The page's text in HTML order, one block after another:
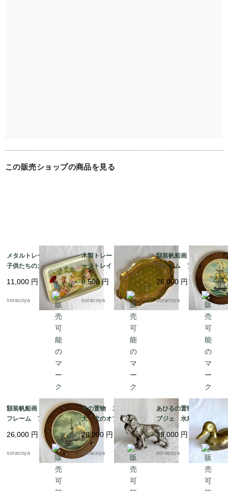
この販売ショップの商品を見る
メタルトレー 大型
子供たちのガーデニン
グ 植え込み お庭ジ
ョーロ花籠 19kwm75
11,000 円
soracoya
木製トレー ヴィンテ
ージトレイ イタリア
ン工芸 取っ手付き
ゴールドグリーン 19ot
m5
8,500円
soracoya
額装帆船画 木製丸型
フレーム フランス
マリン 晴天 航海 19
otm18-2
26,000 円
soracoya
額装帆船画 木製丸型
フレーム フランス
マリン 荒天 航海 1
9otm18-1
26,000 円
soracoya
犬の置物 スパニエル
犬 犬のオブジェ 猟
犬 メタルオブジェ 19
otk30
28,000 円
soracoya
あひるの置物 真鍮オ
ブジェ 水鳥 小物入
れ 19otｍ14-5
39,000 円
soracoya